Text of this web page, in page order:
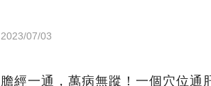
2023/07/03
膽經一通，萬病無蹤！一個穴位通